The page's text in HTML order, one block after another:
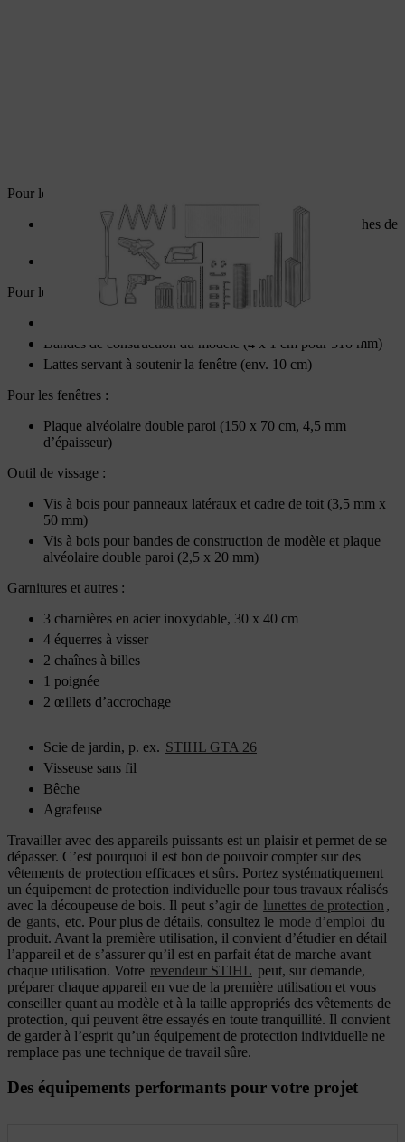
Pour le châssis :
Planches (10 x 1,8 cm pour 12 m, de préférence 3 planches de
4 m chacune, ou 4 planches de 3 m chacune)
Bois d’équarrissage (3 x 3 cm pour 1,2 m)
Pour le dormant de la fenêtre :
Bandes de construction du modèle (4 x 1 cm pour 510 mm)
Lattes servant à soutenir la fenêtre (env. 10 cm)
Pour les fenêtres :
Plaque alvéolaire double paroi (150 x 70 cm, 4,5 mm
d’épaisseur)
Outil de vissage :
Vis à bois pour panneaux latéraux et cadre de toit (3,5 mm x
50 mm)
Vis à bois pour bandes de construction de modèle et plaque
alvéolaire double paroi (2,5 x 20 mm)
Garnitures et autres :
3 charnières en acier inoxydable, 30 x 40 cm
4 équerres à visser
2 chaînes à billes
1 poignée
2 œillets d’accrochage
Scie de jardin, p. ex. STIHL GTA 26
Visseuse sans fil
Bêche
Agrafeuse
Travailler avec des appareils puissants est un plaisir et permet de se
dépasser. C’est pourquoi il est bon de pouvoir compter sur des
vêtements de protection efficaces et sûrs. Portez systématiquement
un équipement de protection individuelle pour tous travaux réalisés
avec la découpeuse de bois. Il peut s’agir de lunettes de protection ,
de gants, etc. Pour plus de détails, consultez le mode d’emploi du
produit. Avant la première utilisation, il convient d’étudier en détail
l’appareil et de s’assurer qu’il est en parfait état de marche avant
chaque utilisation. Votre revendeur STIHL peut, sur demande,
préparer chaque appareil en vue de la première utilisation et vous
conseiller quant au modèle et à la taille appropriés des vêtements de
protection, qui peuvent être essayés en toute tranquillité. Il convient
de garder à l’esprit qu’un équipement de protection individuelle ne
remplace pas une technique de travail sûre.
Des équipements performants pour votre projet